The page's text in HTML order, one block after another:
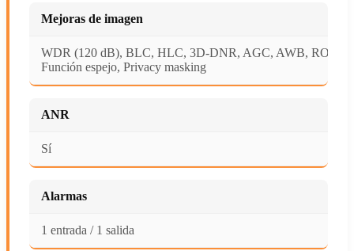
Mejoras de imagen
WDR (120 dB), BLC, HLC, 3D-DNR, AGC, AWB, ROI,
Función espejo, Privacy masking
ANR
Sí
Alarmas
1 entrada / 1 salida